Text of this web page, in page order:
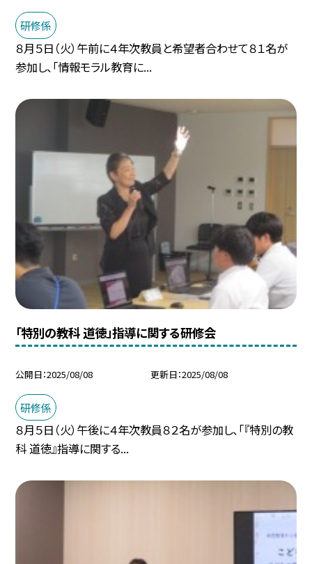
研修係
８月５日（火）午前に４年次教員と希望者合わせて８１名が
参加し、「情報モラル教育に...
「特別の教科 道徳」指導に関する研修会
公開日 2025/08/08 更新日 2025/08/08
研修係
８月５日（火）午後に４年次教員８２名が参加し、「『特別の教
科 道徳』指導に関する...